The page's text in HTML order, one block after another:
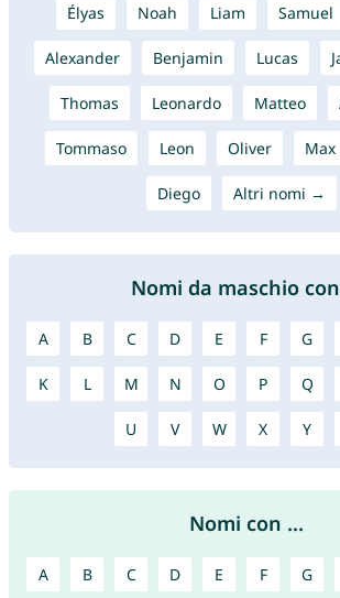
Élyas Noah Liam Samuel
Alexander Benjamin Lucas
Thomas Leonardo Matteo
Tommaso Leon Oliver Max
Diego Altri nomi →
Nomi da maschio
A B C D E F G
K L M N O P Q
U V W X Y
Nomi con ...
A B C D E F G